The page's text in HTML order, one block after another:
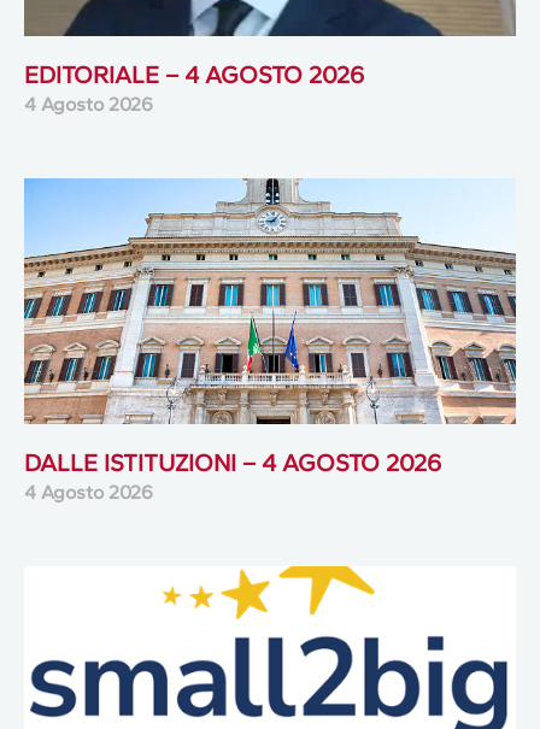
EDITORIALE – 4 AGOSTO 2026
4 Agosto 2026
DALLE ISTITUZIONI – 4 AGOSTO 2026
4 Agosto 2026